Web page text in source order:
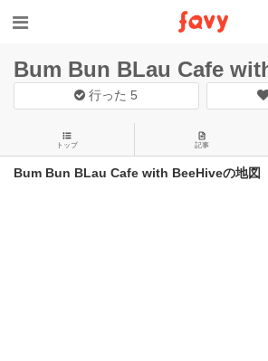
Bum Bun BLau Cafe
行った 5
トップ 記事
Bum Bun BLau Cafe with BeeHiveの地図